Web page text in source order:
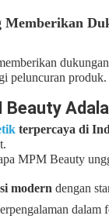
peluncuran produk.
Beauty
terpercaya di
MPM Beauty
modern dengan
dalam